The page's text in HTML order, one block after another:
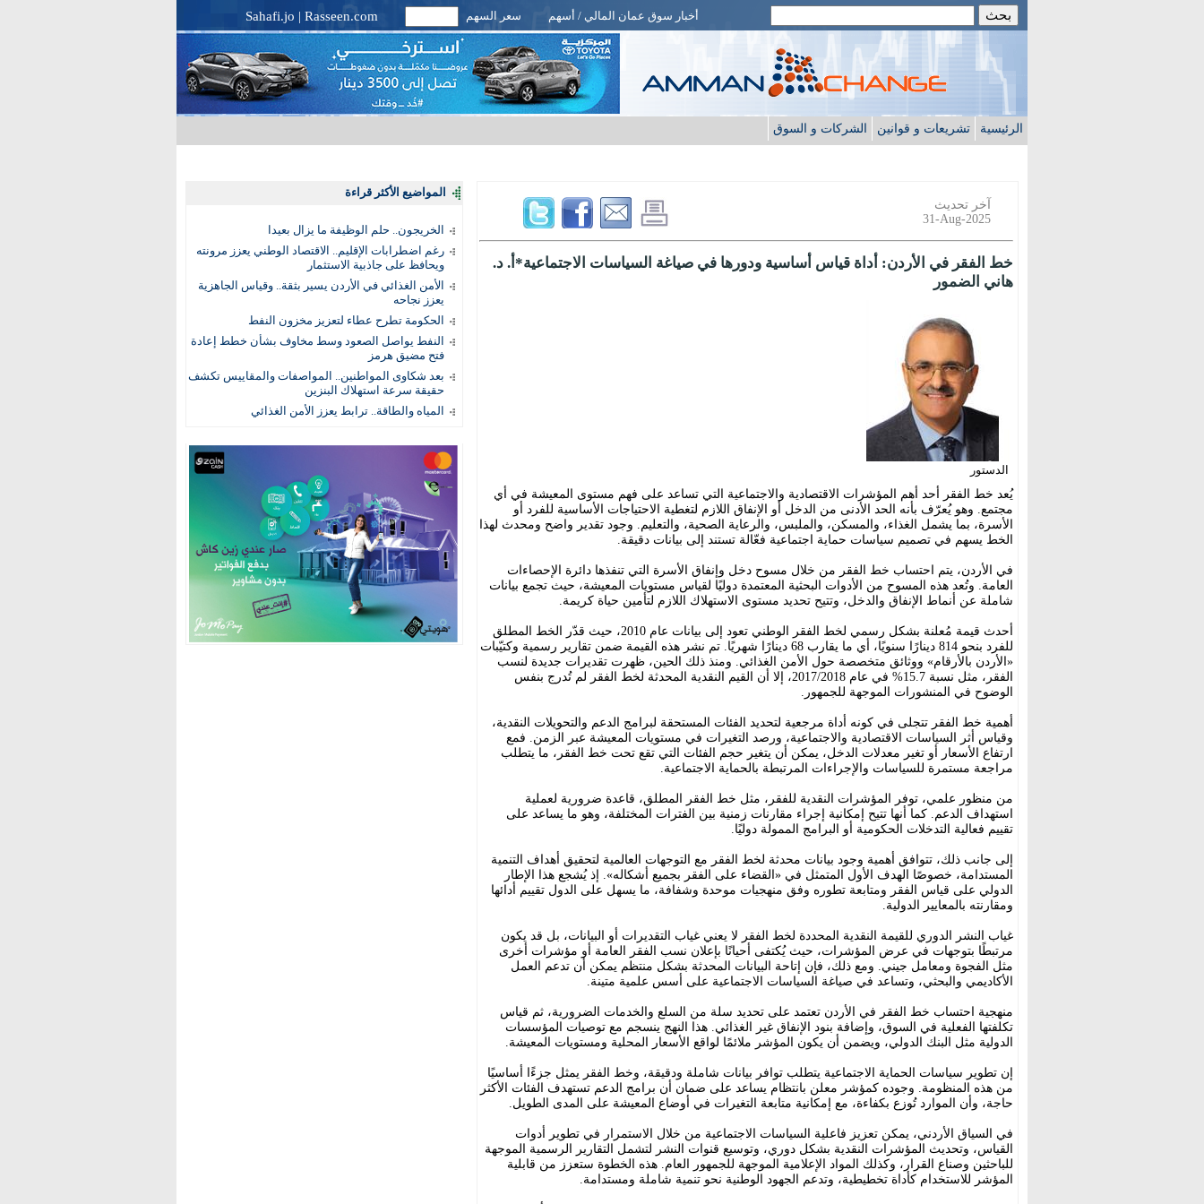
أخبار سوق عمان المالي / أسهم سعر السهم Sahafi.jo | Rasseen.com
الرئيسية تشريعات و قوانين الشركات و السوق
المواضيع الأكثر قراءة
الخريجون.. حلم الوظيفة ما يزال بعيدا
رغم اضطرابات الإقليم.. الاقتصاد الوطني يعزز مرونته
ويحافظ على جاذبية الاستثمار
الأمن الغذائي في الأردن يسير بثقة.. وقياس الجاهزية
يعزز نجاحه
الحكومة تطرح عطاء لتعزيز مخزون النفط
النفط يواصل الصعود وسط مخاوف بشأن خطط إعادة
فتح مضيق هرمز
بعد شكاوى المواطنين.. المواصفات والمقاييس تكشف
حقيقة سرعة استهلاك البنزين
المياه والطاقة.. ترابط يعزز الأمن الغذائي
آخر تحديث
31-Aug-2025
خط الفقر في الأردن: أداة قياس أساسية ودورها في صياغة السياسات الاجتماعية*أ. د.
هاني الضمور
الدستور
يُعد خط الفقر أحد أهم المؤشرات الاقتصادية والاجتماعية التي تساعد على فهم مستوى المعيشة في أي
مجتمع. وهو يُعرّف بأنه الحد الأدنى من الدخل أو الإنفاق اللازم لتغطية الاحتياجات الأساسية للفرد أو
الأسرة، بما يشمل الغذاء، والمسكن، والملبس، والرعاية الصحية، والتعليم. وجود تقدير واضح ومحدث لهذا
الخط يسهم في تصميم سياسات حماية اجتماعية فعّالة تستند إلى بيانات دقيقة.
في الأردن، يتم احتساب خط الفقر من خلال مسوح دخل وإنفاق الأسرة التي تنفذها دائرة الإحصاءات
العامة. وتُعد هذه المسوح من الأدوات البحثية المعتمدة دوليًا لقياس مستويات المعيشة، حيث تجمع بيانات
شاملة عن أنماط الإنفاق والدخل، وتتيح تحديد مستوى الاستهلاك اللازم لتأمين حياة كريمة.
أحدث قيمة مُعلنة بشكل رسمي لخط الفقر الوطني تعود إلى بيانات عام 2010، حيث قدّر الخط المطلق
للفرد بنحو 814 دينارًا سنويًا، أي ما يقارب 68 دينارًا شهريًا. تم نشر هذه القيمة ضمن تقارير رسمية وكتيّبات
«الأردن بالأرقام» ووثائق متخصصة حول الأمن الغذائي. ومنذ ذلك الحين، ظهرت تقديرات جديدة لنسب
الفقر، مثل نسبة 15.7% في عام 2017/2018، إلا أن القيم النقدية المحدثة لخط الفقر لم تُدرج بنفس
الوضوح في المنشورات الموجهة للجمهور.
أهمية خط الفقر تتجلى في كونه أداة مرجعية لتحديد الفئات المستحقة لبرامج الدعم والتحويلات النقدية،
وقياس أثر السياسات الاقتصادية والاجتماعية، ورصد التغيرات في مستويات المعيشة عبر الزمن. فمع
ارتفاع الأسعار أو تغير معدلات الدخل، يمكن أن يتغير حجم الفئات التي تقع تحت خط الفقر، ما يتطلب
مراجعة مستمرة للسياسات والإجراءات المرتبطة بالحماية الاجتماعية.
من منظور علمي، توفر المؤشرات النقدية للفقر، مثل خط الفقر المطلق، قاعدة ضرورية لعملية
استهداف الدعم. كما أنها تتيح إمكانية إجراء مقارنات زمنية بين الفترات المختلفة، وهو ما يساعد على
تقييم فعالية التدخلات الحكومية أو البرامج الممولة دوليًا.
إلى جانب ذلك، تتوافق أهمية وجود بيانات محدثة لخط الفقر مع التوجهات العالمية لتحقيق أهداف التنمية
المستدامة، خصوصًا الهدف الأول المتمثل في «القضاء على الفقر بجميع أشكاله». إذ يُشجع هذا الإطار
الدولي على قياس الفقر ومتابعة تطوره وفق منهجيات موحدة وشفافة، ما يسهل على الدول تقييم أدائها
ومقارنته بالمعايير الدولية.
غياب النشر الدوري للقيمة النقدية المحددة لخط الفقر لا يعني غياب التقديرات أو البيانات، بل قد يكون
مرتبطًا بتوجهات في عرض المؤشرات، حيث يُكتفى أحيانًا بإعلان نسب الفقر العامة أو مؤشرات أخرى
مثل الفجوة ومعامل جيني. ومع ذلك، فإن إتاحة البيانات المحدثة بشكل منتظم يمكن أن تدعم العمل
الأكاديمي والبحثي، وتساعد في صياغة السياسات الاجتماعية على أسس علمية متينة.
منهجية احتساب خط الفقر في الأردن تعتمد على تحديد سلة من السلع والخدمات الضرورية، ثم قياس
تكلفتها الفعلية في السوق، وإضافة بنود الإنفاق غير الغذائي. هذا النهج ينسجم مع توصيات المؤسسات
الدولية مثل البنك الدولي، ويضمن أن يكون المؤشر ملائمًا لواقع الأسعار المحلية ومستويات المعيشة.
إن تطوير سياسات الحماية الاجتماعية يتطلب توافر بيانات شاملة ودقيقة، وخط الفقر يمثل جزءًا أساسيًا
من هذه المنظومة. وجوده كمؤشر معلن بانتظام يساعد على ضمان أن برامج الدعم تستهدف الفئات الأكثر
حاجة، وأن الموارد تُوزع بكفاءة، مع إمكانية متابعة التغيرات في أوضاع المعيشة على المدى الطويل.
في السياق الأردني، يمكن تعزيز فاعلية السياسات الاجتماعية من خلال الاستمرار في تطوير أدوات
القياس، وتحديث المؤشرات النقدية بشكل دوري، وتوسيع قنوات النشر لتشمل التقارير الرسمية الموجهة
للباحثين وصناع القرار، وكذلك المواد الإعلامية الموجهة للجمهور العام. هذه الخطوة ستعزز من قابلية
المؤشر للاستخدام كأداة تخطيطية، وتدعم الجهود الوطنية نحو تنمية شاملة ومستدامة.